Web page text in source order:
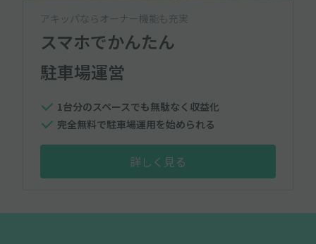
アキッパならオーナー機能も充実
スマホでかんたん
駐車場運営
1台分のスペースでも無駄なく収益化
完全無料で駐車場運用を始められる
詳しく見る